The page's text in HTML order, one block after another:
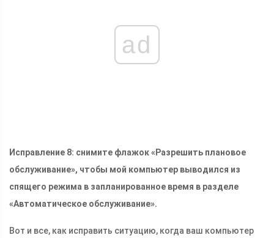
ad
Исправление 8: снимите флажок «Разрешить плановое
обслуживание», чтобы мой компьютер выводился из
спящего режима в запланированное время в разделе
«Автоматическое обслуживание».
Вот и все, как исправить ситуацию, когда ваш компьютер